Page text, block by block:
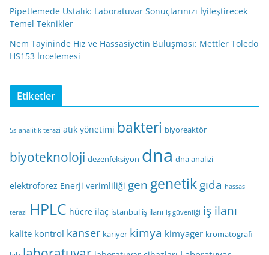
Pipetlemede Ustalık: Laboratuvar Sonuçlarınızı İyileştirecek
Temel Teknikler
Nem Tayininde Hız ve Hassasiyetin Buluşması: Mettler Toledo
HS153 İncelemesi
Etiketler
5s analitik terazi atık yönetimi bakteri biyoreaktör
biyoteknoloji dezenfeksiyon dna dna analizi
elektroforez Enerji verimliliği gen genetikgıda hassas
terazi HPLC hücre ilaç istanbul iş ilanı iş güvenliği iş ilanı
kalite kontrol kanser kariyer kimya kimyager kromatografi